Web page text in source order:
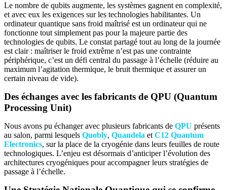
Le nombre de qubits augmente, les systèmes gagnent en complexité,
et avec eux les exigences sur les technologies habilitantes. Un
ordinateur quantique sans froid maîtrisé est un ordinateur qui ne
fonctionne tout simplement pas pour la majeure partie des
technologies de qubits. Le constat partagé tout au long de la journée
est clair : maîtriser le froid extrême n’est pas une contrainte
périphérique, c’est un défi central du passage à l’échelle (réduire au
maximum l’agitation thermique, le bruit thermique et assurer un
certain niveau de vide).
Des échanges avec les fabricants de QPU (Quantum
Processing Unit)
Nous avons pu échanger avec plusieurs fabricants de QPU présents
au salon, parmi lesquels Quobly, Quandela et C12 Quantum
Electronics, sur la place de la cryogénie dans leurs feuilles de route
technologiques. L’enjeu est désormais d’anticiper l’évolution des
architectures cryogéniques pour accompagner leurs stratégies de
passage à l’échelle.